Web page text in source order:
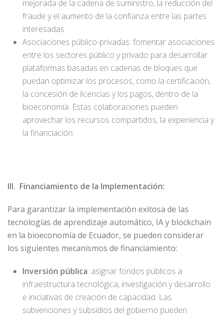
mejorada de la cadena de suministro, la reducción del
fraude y el aumento de la confianza entre las partes
interesadas.
Asociaciones público-privadas: fomentar asociaciones
entre los sectores público y privado para desarrollar
plataformas basadas en cadenas de bloques que
puedan optimizar los procesos, como la certificación,
la concesión de licencias y los pagos, dentro de la
bioeconomía. Estas colaboraciones pueden
aprovechar los recursos compartidos, la experiencia y
la financiación.
III. Financiamiento de la Implementación:
Para garantizar la implementación exitosa de las
tecnologías de aprendizaje automático, IA y blockchain
en la bioeconomía de Ecuador, se pueden considerar
los siguientes mecanismos de financiamiento:
Inversión pública: asignar fondos públicos a
infraestructura tecnológica, investigación y desarrollo
e iniciativas de creación de capacidad. Las
subvenciones y subsidios del gobierno pueden